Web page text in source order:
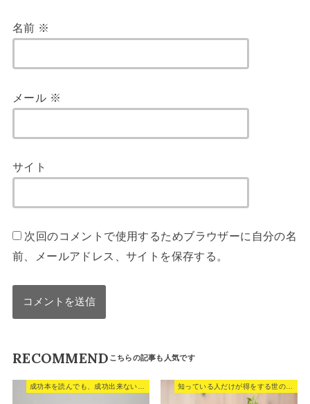
名前 ※
メール ※
サイト
次回のコメントで使用するためブラウザーに自分の名
前、メールアドレス、サイトを保存する。
RECOMMEND